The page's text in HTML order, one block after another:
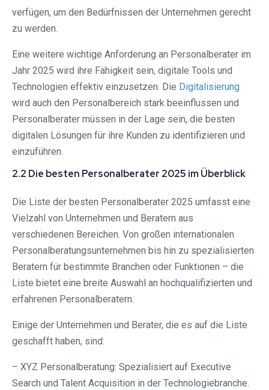
verfügen, um den Bedürfnissen der Unternehmen gerecht
zu werden.
Eine weitere wichtige Anforderung an Personalberater im
Jahr 2025 wird ihre Fähigkeit sein, digitale Tools und
Technologien effektiv einzusetzen. Die Digitalisierung
wird auch den Personalbereich stark beeinflussen und
Personalberater müssen in der Lage sein, die besten
digitalen Lösungen für ihre Kunden zu identifizieren und
einzuführen.
2.2 Die besten Personalberater 2025 im Überblick
Die Liste der besten Personalberater 2025 umfasst eine
Vielzahl von Unternehmen und Beratern aus
verschiedenen Bereichen. Von großen internationalen
Personalberatungsunternehmen bis hin zu spezialisierten
Beratern für bestimmte Branchen oder Funktionen – die
Liste bietet eine breite Auswahl an hochqualifizierten und
erfahrenen Personalberatern.
Einige der Unternehmen und Berater, die es auf die Liste
geschafft haben, sind:
– XYZ Personalberatung: Spezialisiert auf Executive
Search und Talent Acquisition in der Technologiebranche.